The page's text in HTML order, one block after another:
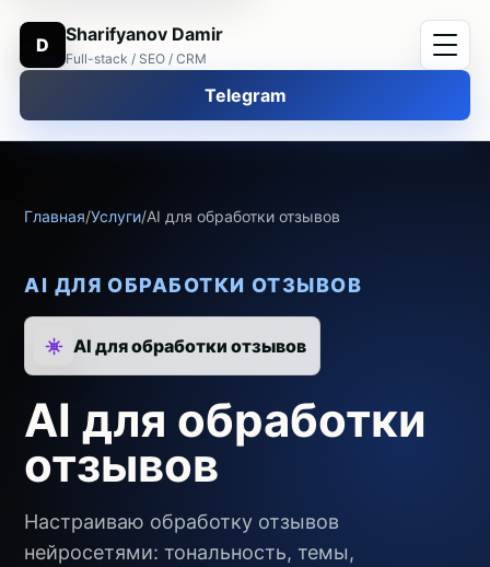
D Sharifyanov Damir
Full-stack / SEO / CRM
Telegram
Главная/Услуги/AI для обработки отзывов
AI ДЛЯ ОБРАБОТКИ ОТЗЫВОВ
AI для обработки отзывов
AI для обработки
отзывов
Настраиваю обработку отзывов
нейросетями: тональность, темы,